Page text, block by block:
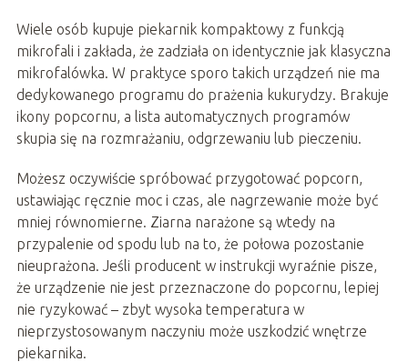
Wiele osób kupuje piekarnik kompaktowy z funkcją
mikrofali i zakłada, że zadziała on identycznie jak klasyczna
mikrofalówka. W praktyce sporo takich urządzeń nie ma
dedykowanego programu do prażenia kukurydzy. Brakuje
ikony popcornu, a lista automatycznych programów
skupia się na rozmrażaniu, odgrzewaniu lub pieczeniu.
Możesz oczywiście spróbować przygotować popcorn,
ustawiając ręcznie moc i czas, ale nagrzewanie może być
mniej równomierne. Ziarna narażone są wtedy na
przypalenie od spodu lub na to, że połowa pozostanie
nieuprażona. Jeśli producent w instrukcji wyraźnie pisze,
że urządzenie nie jest przeznaczone do popcornu, lepiej
nie ryzykować – zbyt wysoka temperatura w
nieprzystosowanym naczyniu może uszkodzić wnętrze
piekarnika.